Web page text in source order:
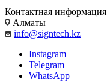
Контактная информация
Алматы
info@signtech.kz
Instagram
Telegram
WhatsApp